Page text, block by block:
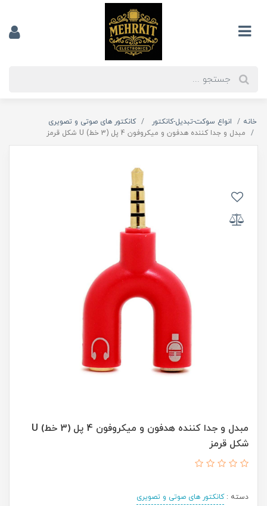
خانه انواع سوکت-تبدیل-کانکتور
کانکتور های صوتی و تصویری
مبدل و جدا کننده هدفون و میکروفون 4 پل (3 خط) U شکل قرمز
مبدل و جدا کننده هدفون و میکروفون 4 پل (3 خط) U
شکل قرمز
دسته :کانکتور های صوتی و تصویری